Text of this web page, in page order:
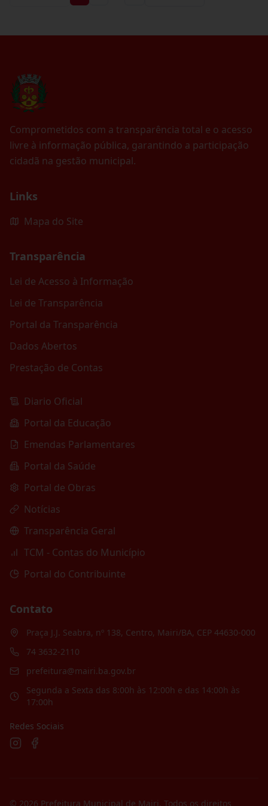
Comprometidos com a transparência total e o acesso
livre à informação pública, garantindo a participação
cidadã na gestão municipal.
Links
Mapa do Site
Transparência
Lei de Acesso à Informação
Lei de Transparência
Portal da Transparência
Dados Abertos
Prestação de Contas
Diario Oficial
Portal da Educação
Emendas Parlamentares
Portal da Saúde
Portal de Obras
Notícias
Transparência Geral
TCM - Contas do Município
Portal do Contribuinte
Contato
Praça J.J. Seabra, nº 138, Centro, Mairi/BA, CEP 44630-000
74 3632-2110
prefeitura@mairi.ba.gov.br
Segunda a Sexta das 8:00h às 12:00h e das 14:00h às
17:00h
Redes Sociais
© 2026 Prefeitura Municipal de Mairi. Todos os direitos